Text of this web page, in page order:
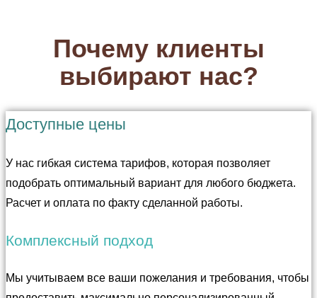
Почему клиенты
выбирают нас?
Доступные цены
У нас гибкая система тарифов, которая позволяет
подобрать оптимальный вариант для любого бюджета.
Расчет и оплата по факту сделанной работы.
Комплексный подход
Мы учитываем все ваши пожелания и требования, чтобы